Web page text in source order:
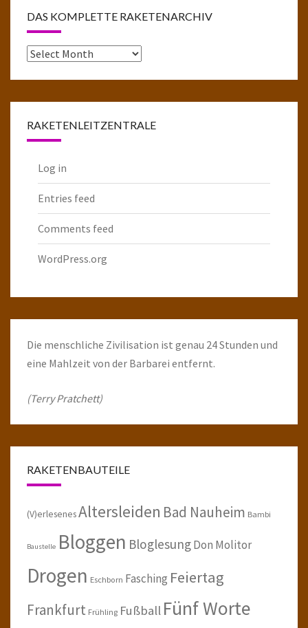
DAS KOMPLETTE RAKETENARCHIV
Das
RAKETENLEITZENTRALE
Log in
Entries feed
Comments feed
WordPress.org
Die menschliche Zivilisation ist genau 24 Stunden und
eine Mahlzeit von der Barbarei entfernt.
(Terry Pratchett)
RAKETENBAUTEILE
(V)erlesenesAltersleiden Bad Nauheim Bambi
Baustelle Bloggen BloglesungDon Molitor
Drogen Eschborn Fasching Feiertag
Frankfurt Frühling Fußball Fünf Worte